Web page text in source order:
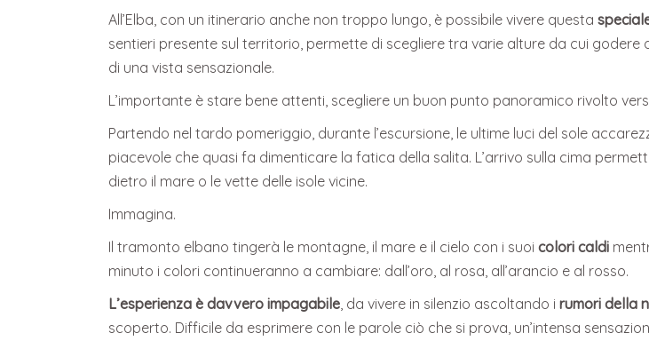
All’Elba, con un itinerario anche non troppo lungo, è possibile vivere questa
sentieri presente sul territorio, permette di scegliere tra varie alture da cui godere
di una vista sensazionale.
L’importante è stare bene attenti, scegliere un buon punto panoramico rivolto
Partendo nel tardo pomeriggio, durante l’escursione, le ultime luci del sole
piacevole che quasi fa dimenticare la fatica della salita. L’arrivo sulla cima
dietro il mare o le vette delle isole vicine.
Immagina.
Il tramonto elbano tingerà le montagne, il mare e il cielo con i suoi colori caldi
minuto i colori continueranno a cambiare: dall’oro, al rosa, all’arancio e al rosso.
L’esperienza è davvero impagabile, da vivere in silenzio ascoltando i rumori della
scoperto. Difficile da esprimere con le parole ciò che si prova, un’intensa